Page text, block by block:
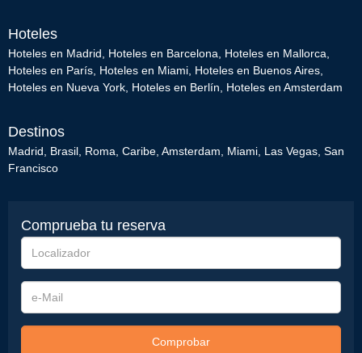
Hoteles
Hoteles en Madrid Hoteles en Barcelona Hoteles en Mallorca
Hoteles en París Hoteles en Miami Hoteles en Buenos Aires
Hoteles en Nueva York Hoteles en Berlín Hoteles en Amsterdam
Destinos
Madrid Brasil Roma Caribe Amsterdam Miami Las Vegas San
Francisco
Comprueba tu reserva
Localizador
e-
Mail
Comprobar